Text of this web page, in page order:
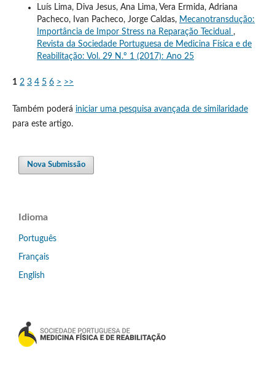
Luís Lima, Diva Jesus, Ana Lima, Vera Ermida, Adriana
Pacheco, Ivan Pacheco, Jorge Caldas, Mecanotransdução:
Importância de Impor Stress na Reparação Tecidual ,
Revista da Sociedade Portuguesa de Medicina Física e de
Reabilitação: Vol. 29 N.º 1 (2017): Ano 25
1 2 3 4 5 6 > >>
Também poderá iniciar uma pesquisa avançada de similaridade
para este artigo.
Nova Submissão
Idioma
Português
Français
English